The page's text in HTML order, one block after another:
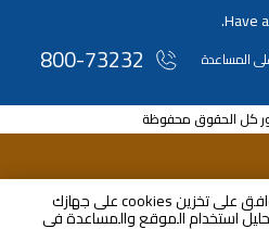
بالنقر فوق «متابعة»، فإنك توافق على تخزين cookies على جهازك
استخدام الموقع والمساعدة في
Have
المساعدة 800-73232